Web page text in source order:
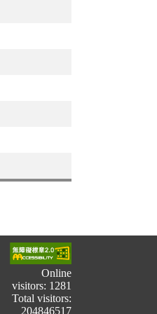
Online
visitors: 1281
Total visitors:
204846517